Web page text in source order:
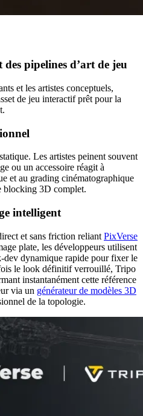
pipelines d’art de jeu
et les artistes conceptuels,
de jeu interactif prêt pour la
Les artistes peinent souvent
ou un accessoire réagit à
et au grading cinématographique
blocking 3D complet.
intelligent
et sans friction reliant PixVerse
plate, les développeurs utilisent
dev dynamique rapide pour fixer le
le look définitif verrouillé, Tripo
instantanément cette référence
via un générateur de modèles 3D
de la topologie.